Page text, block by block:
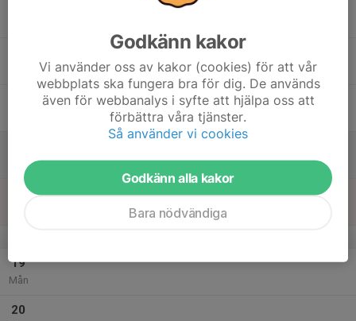
20:00
Seniorträning Seniorträning
Gym + utomhus + klubbrum
19
Mån
20
Godkänn kakor
Vi använder oss av kakor (cookies) för att vår
webbplats ska fungera bra för dig. De används
även för webbanalys i syfte att hjälpa oss att
förbättra våra tjänster.
Så använder vi cookies
Godkänn alla kakor
Bara nödvändiga